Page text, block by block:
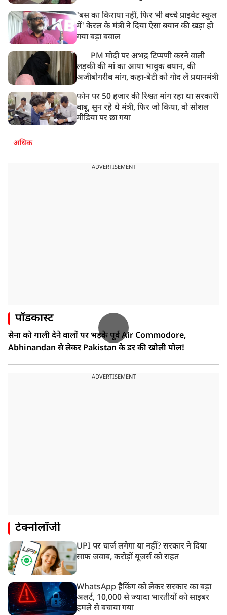
'बस का किराया नहीं, फिर भी बच्चे प्राइवेट स्कूल
में' केरल के मंत्री ने दिया ऐसा बयान की खड़ा हो
गया बड़ा बवाल
PM मोदी पर अभद्र टिप्पणी करने वाली
लड़की की मां का आया भावुक बयान, की
अजीबोगरीब मांग, कहा-बेटी को गोद लें प्रधानमंत्री
फोन पर 50 हजार की रिश्वत मांग रहा था सरकारी
बाबू, सुन रहे थे मंत्री, फिर जो किया, वो सोशल
मीडिया पर छा गया
अधिक
ADVERTISEMENT
पॉडकास्ट
सेना को गाली देने वालों पर भड़के पूर्व Air Commodore,
Abhinandan से लेकर Pakistan के डर की खोली पोल!
ADVERTISEMENT
टेक्नोलॉजी
UPI पर चार्ज लगेगा या नहीं? सरकार ने दिया
साफ जवाब, करोड़ों यूजर्स को राहत
WhatsApp हैकिंग को लेकर सरकार का बड़ा
अलर्ट, 10,000 से ज्यादा भारतीयों को साइबर
हमले से बचाया गया